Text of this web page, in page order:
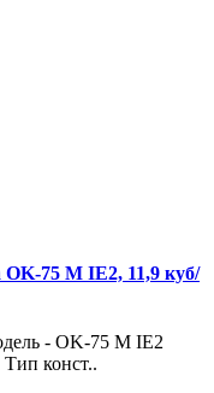
75 M IE2, 11,9 куб/
- OK-75 M IE2
конст..